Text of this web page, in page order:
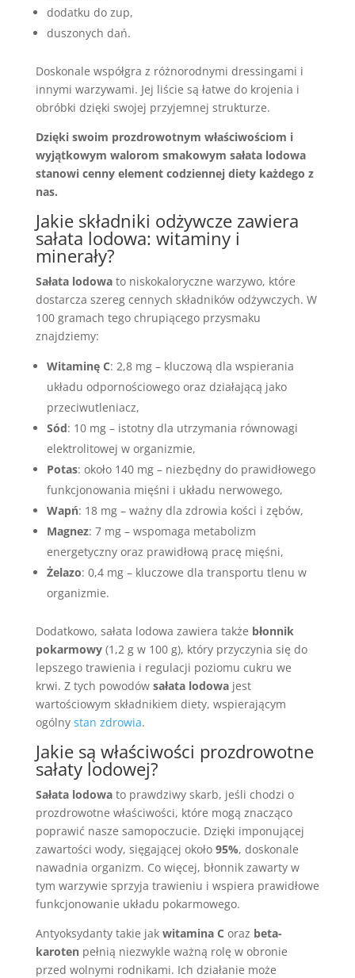
dodatku do zup,
duszonych dań.
Doskonale współgra z różnorodnymi dressingami i
innymi warzywami. Jej liście są łatwe do krojenia i
obróbki dzięki swojej przyjemnej strukturze.
Dzięki swoim prozdrowotnym właściwościom i
wyjątkowym walorom smakowym sałata lodowa
stanowi cenny element codziennej diety każdego z
nas.
Jakie składniki odżywcze zawiera
sałata lodowa: witaminy i
minerały?
Sałata lodowato niskokaloryczne warzywo, które
dostarcza szereg cennych składników odżywczych. W
100 gramach tego chrupiącego przysmaku
znajdziemy:
Witaminę C: 2,8 mg – kluczową dla wspierania
układu odpornościowego oraz działającą jako
przeciwutleniacz,
Sód: 10 mg – istotny dla utrzymania równowagi
elektrolitowej w organizmie,
Potas: około 140 mg – niezbędny do prawidłowego
funkcjonowania mięśni i układu nerwowego,
Wapń: 18 mg – ważny dla zdrowia kości i zębów,
Magnez: 7 mg – wspomaga metabolizm
energetyczny oraz prawidłową pracę mięśni,
Żelazo: 0,4 mg – kluczowe dla transportu tlenu w
organizmie.
Dodatkowo, sałata lodowa zawiera także błonnik
pokarmowy(1,2 g w 100 g), który przyczynia się do
lepszego trawienia i regulacji poziomu cukru we
krwi. Z tych powodów sałata lodowajest
wartościowym składnikiem diety, wspierającym
ogólny stan zdrowia.
Jakie są właściwości prozdrowotne
sałaty lodowej?
Sałata lodowato prawdziwy skarb, jeśli chodzi o
prozdrowotne właściwości, które mogą znacząco
poprawić nasze samopoczucie. Dzięki imponującej
zawartości wody, sięgającej około 95%, doskonale
nawadnia organizm. Co więcej, błonnik zawarty w
tym warzywie sprzyja trawieniu i wspiera prawidłowe
funkcjonowanie układu pokarmowego.
Antyoksydanty takie jak witamina C oraz beta-
karotenpełnią niezwykle ważną rolę w obronie
przed wolnymi rodnikami. Ich działanie może